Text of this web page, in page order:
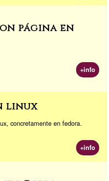
página en
+info
linux
concretamente en fedora.
+info